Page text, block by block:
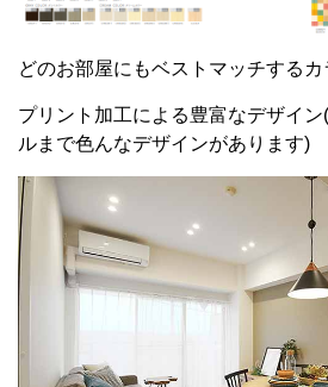
どのお部屋にもベストマッチする
プリント加工による豊富なデザイ
ルまで色んなデザインがあります)